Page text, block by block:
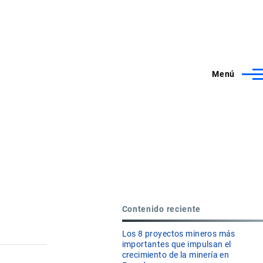
Menú
Contenido reciente
Los 8 proyectos mineros más
importantes que impulsan el
crecimiento de la minería en